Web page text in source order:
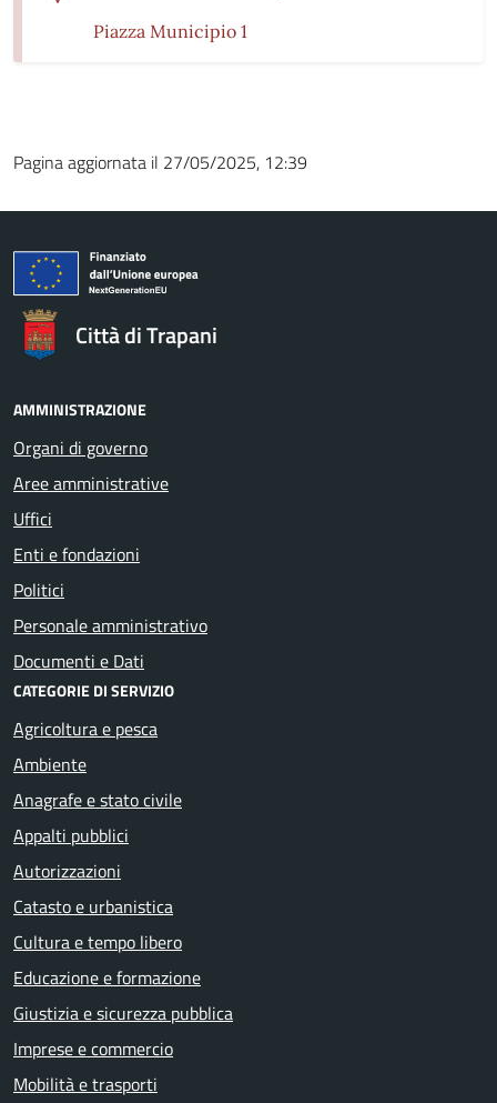
Piazza Municipio 1
Pagina aggiornata il 27/05/2025, 12:39
Città di Trapani
AMMINISTRAZIONE
Organi di governo
Aree amministrative
Uffici
Enti e fondazioni
Politici
Personale amministrativo
Documenti e Dati
CATEGORIE DI SERVIZIO
Agricoltura e pesca
Ambiente
Anagrafe e stato civile
Appalti pubblici
Autorizzazioni
Catasto e urbanistica
Cultura e tempo libero
Educazione e formazione
Giustizia e sicurezza pubblica
Imprese e commercio
Mobilità e trasporti